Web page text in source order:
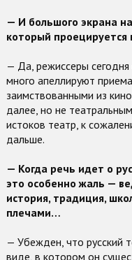
— И большого экрана
который проецируется
— Да, режиссеры
много апеллируют
заимствованными из
далее, но не
истоков театр, к
дальше.
— Когда речь идет о
это особенно жаль —
история, традиция,
плечами…
— Убежден, что русский
виде, в котором он